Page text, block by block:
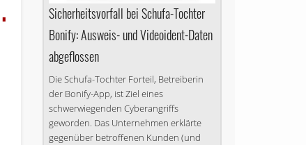
Sicherheitsvorfall bei Schufa-Tochter
Bonify: Ausweis- und Videoident-Daten
abgeflossen
Die Schufa-Tochter Forteil, Betreiberin
der Bonify-App, ist Ziel eines
schwerwiegenden Cyberangriffs
geworden. Das Unternehmen erklärte
gegenüber betroffenen Kunden (und